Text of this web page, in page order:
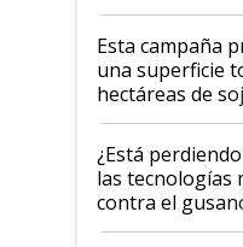
Esta campaña
una superficie
hectáreas de
con una nueva
variedades que
salto
rendimiento
¿Está
las tecnologías
contra el
desafío de una